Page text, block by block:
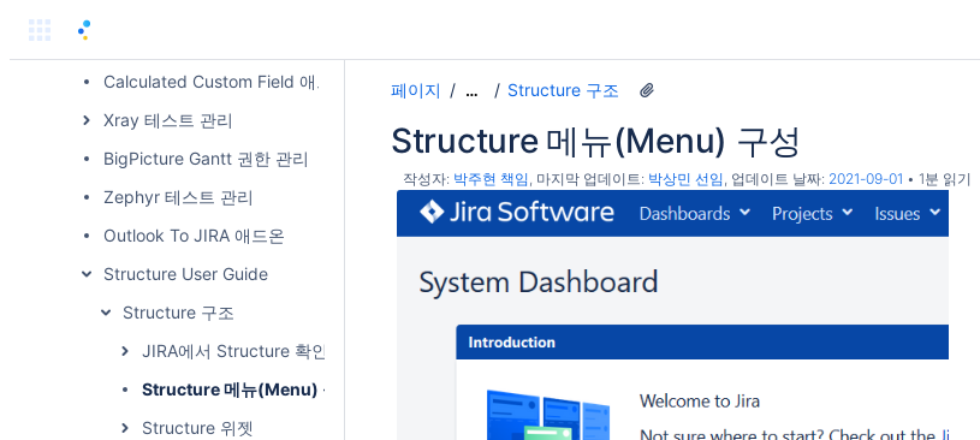
Jira 애드온 가이드
Calculated Custom Field 애드온
Xray 테스트 관리
BigPicture Gantt 권한 관리
Zephyr 테스트 관리
Outlook To JIRA 애드온
Structure User Guide
Structure 구조
JIRA에서 Structure 확인
Structure 메뉴(Menu) 구성
Structure 위젯
페이지 … Structure 구조
Structure 메뉴(Menu) 구성
작성자: 박주현 책임, 마지막 업데이트: 박상민 선임, 업데이트 날짜: 2021-09-01 1분 읽기